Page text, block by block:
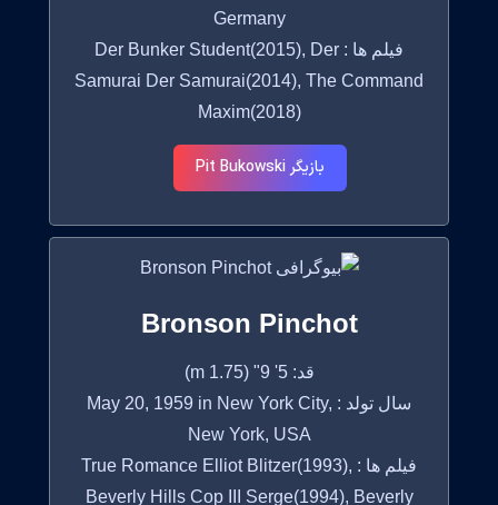
Germany
فیلم ها : Der Bunker Student(2015), Der
Samurai Der Samurai(2014), The Command
Maxim(2018)
بازیگر Pit Bukowski
Bronson Pinchot
قد: 5' 9" (1.75 m)
سال تولد : May 20, 1959 in New York City,
New York, USA
فیلم ها : True Romance Elliot Blitzer(1993),
Beverly Hills Cop III Serge(1994), Beverly